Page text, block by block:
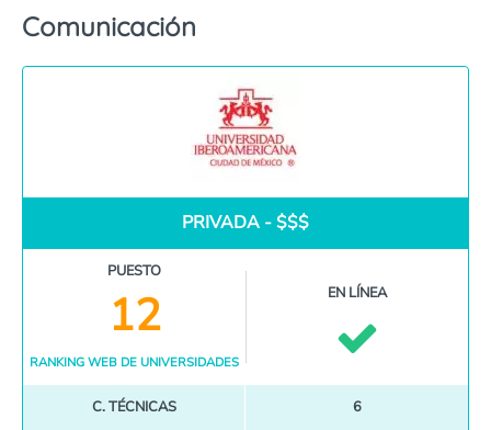
Comunicación
PRIVADA - $$$
PUESTO
12
RANKING WEB DE UNIVERSIDADES
EN LÍNEA
C. TÉCNICAS 6